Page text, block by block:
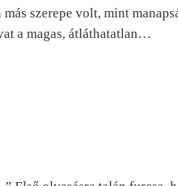
szerepe volt, mint
a magas, átláthatatlan…